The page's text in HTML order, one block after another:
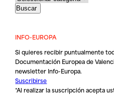
INFO-EUROPA
Si quieres recibir puntualmente
Documentación Europea de
newsletter Info-Europa.
Suscribirse
*Al realizar la suscripción acepta